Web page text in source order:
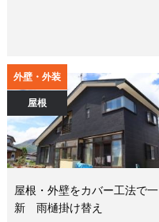
外壁・外装
屋根
屋根・外壁をカバー工法で一
新 雨樋掛け替え